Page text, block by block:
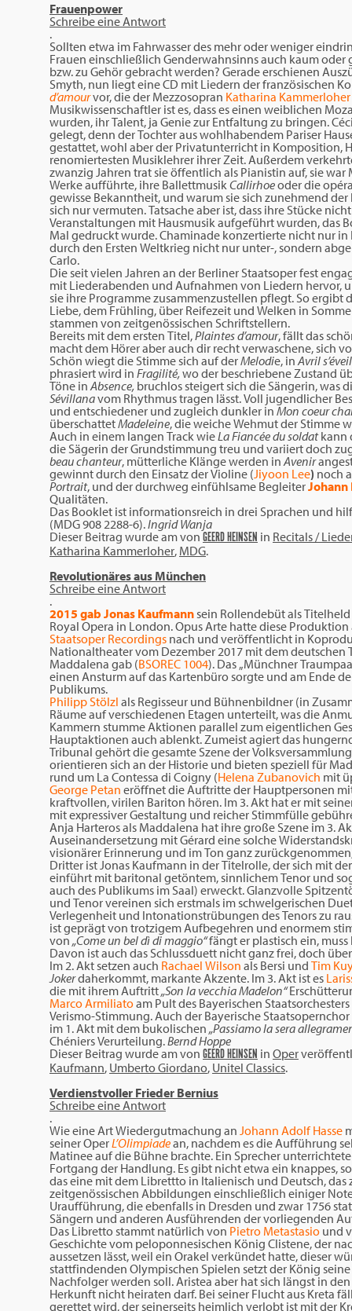
Frauenpower
Schreibe eine Antwort
.
Sollten etwa im Fahrwasser des mehr oder weniger
Frauen einschließlich Genderwahnsinns auch kaum
bzw. zu Gehör gebracht werden? Gerade erschienen
Smyth, nun liegt eine CD mit Liedern der französischen
d’amourvor, die der Mezzosopran Katharina Kammerloher
Musikwissenschaftler ist es, dass es einen weiblichen
wurden, ihr Talent, ja Genie zur Entfaltung zu bringen.
gelegt, denn der Tochter aus wohlhabendem Pariser
gestattet, wohl aber der Privatunterricht in Komposition,
renomiertesten Musiklehrer ihrer Zeit. Außerdem
zwanzig Jahren trat sie öffentlich als Pianistin auf, sie
Werke aufführte, ihre BallettmusikCallirhoeoder die
gewisse Bekanntheit, und warum sie sich zunehmend
sich nur vermuten. Tatsache aber ist, dass ihre Stücke
Veranstaltungen mit Hausmusik aufgeführt wurden, das
Mal gedruckt wurde. Chaminade konzertierte nicht nur
durch den Ersten Weltkrieg nicht nur unter-, sondern
Carlo.
Die seit vielen Jahren an der Berliner Staatsoper fest
mit Liederabenden und Aufnahmen von Liedern hervor,
sie ihre Programme zusammenzustellen pflegt. So ergibt
Liebe, dem Frühling, über Reifezeit und Welken in
stammen von zeitgenössischen Schriftstellern.
Bereits mit dem ersten Titel,Plaintes d’amour, fällt das
macht dem Hörer aber auch dir recht verwaschene, sich
Schön wiegt die Stimme sich auf derMelodie, inAvril
phrasiert wird in Fragilité,wo der beschriebene Zustand
Töne inAbsence, bruchlos steigert sich die Sängerin, was
Sévillanavom Rhythmus tragen lässt. Voll jugendlicher
und entschiedener und zugleich dunkler in Mon coeur
überschattetMadeleine, die weiche Wehmut der Stimme
Auch in einem langen Track wieLa Fiancée du soldatkann
die Sägerin der Grundstimmung treu und variiert doch
beau chanteur, mütterliche Klänge werden inAvenir
gewinnt durch den Einsatz der Violine (Jiyoon Lee) noch
Portrait, und der durchweg einfühlsame BegleiterJohann
Qualitäten.
Das Booklet ist informationsreich in drei Sprachen und
(MDG 908 2288-6).Ingrid Wanja
Dieser Beitrag wurde amvon GEERD HEINSEN in Recitals /
Katharina Kammerloher, MDG.
Revolutionäres aus München
Schreibe eine Antwort
.
2015 gab Jonas Kaufmannsein Rollendebüt als
Royal Opera in London. Opus Arte hatte diese
Staatsoper Recordings nach und veröffentlicht in
Nationaltheater vom Dezember 2017 mit dem deutschen
Maddalena gab (BSOREC 1004). Das „Münchner
einen Ansturm auf das Kartenbüro sorgte und am Ende
Publikums.
Philipp Stölzl als Regisseur und Bühnenbildner (in
Räume auf verschiedenen Etagen unterteilt, was die
Kammern stumme Aktionen parallel zum eigentlichen
Hauptaktionen auch ablenkt. Zumeist agiert das
Tribunal gehört die gesamte Szene der
orientieren sich an der Historie und bieten speziell für
rund um La Contessa di Coigny (Helena Zubanovich mit
George Petan eröffnet die Auftritte der Hauptpersonen
kraftvollen, virilen Bariton hören. Im 3. Akt hat er mit
mit expressiver Gestaltung und reicher Stimmfülle
Anja Harteros als Maddalena hat ihre große Szene im 3.
Auseinandersetzung mit Gérard eine solche
visionärer Erinnerung und im Ton ganz
Dritter ist Jonas Kaufmann in der Titelrolle, der sich mit
einführt mit baritonal getöntem, sinnlichem Tenor und
auch des Publikums im Saal) erweckt. Glanzvolle
und Tenor vereinen sich erstmals im schwelgerischen
Verlegenheit und Intonationstrübungen des Tenors zu
ist geprägt von trotzigem Aufbegehren und enormem
von „Come un bel dì di maggio“fängt er plastisch ein,
Davon ist auch das Schlussduett nicht ganz frei, doch
Im 2. Akt setzen auch Rachael Wilson als Bersi und Tim
Jokerdaherkommt, markante Akzente. Im 3. Akt ist es
die mit ihrem Auftritt„Son la vecchia Madelon“
Marco Armiliatoam Pult des Bayerischen
Verismo-Stimmung. Auch der Bayerische Staatsopernchor
im 1. Akt mit dem bukolischen „Passiamo la sera
Chéniers Verurteilung.Bernd Hoppe
Dieser Beitrag wurde amvon GEERD HEINSEN in Oper
Kaufmann, Umberto Giordano, Unitel Classics.
Verdienstvoller Frieder Bernius
Schreibe eine Antwort
.
Wie eine Art Wiedergutmachung an Johann Adolf Hasse
seiner OperL’Olimpiadean, nachdem es die Aufführung
Matinee auf die Bühne brachte. Ein Sprecher
Fortgang der Handlung. Es gibt nicht etwa ein knappes,
das eine mit dem Librettto in Italienisch und Deutsch,
zeitgenössischen Abbildungen einschließlich einiger
Uraufführung, die ebenfalls in Dresden und zwar 1756
Sängern und anderen Ausführenden der vorliegenden
Das Libretto stammt natürlich von Pietro Metastasio und
Geschichte vom peloponnesischen König Clistene, der
aussetzen lässt, weil ein Orakel verkündet hatte, dieser
stattfindenden Olympischen Spielen setzt der König
Nachfolger werden soll. Aristea aber hat sich längst in
Herkunft nicht heiraten darf. Bei seiner Flucht aus Kreta
gerettet wird, der seinerseits heimlich verlobt ist mit der